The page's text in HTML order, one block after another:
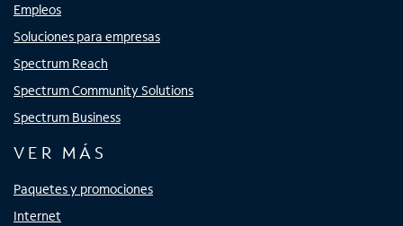
Empleos
Soluciones para empresas
Spectrum Reach
Spectrum Community Solutions
Spectrum Business
VER MÁS
Paquetes y promociones
Internet